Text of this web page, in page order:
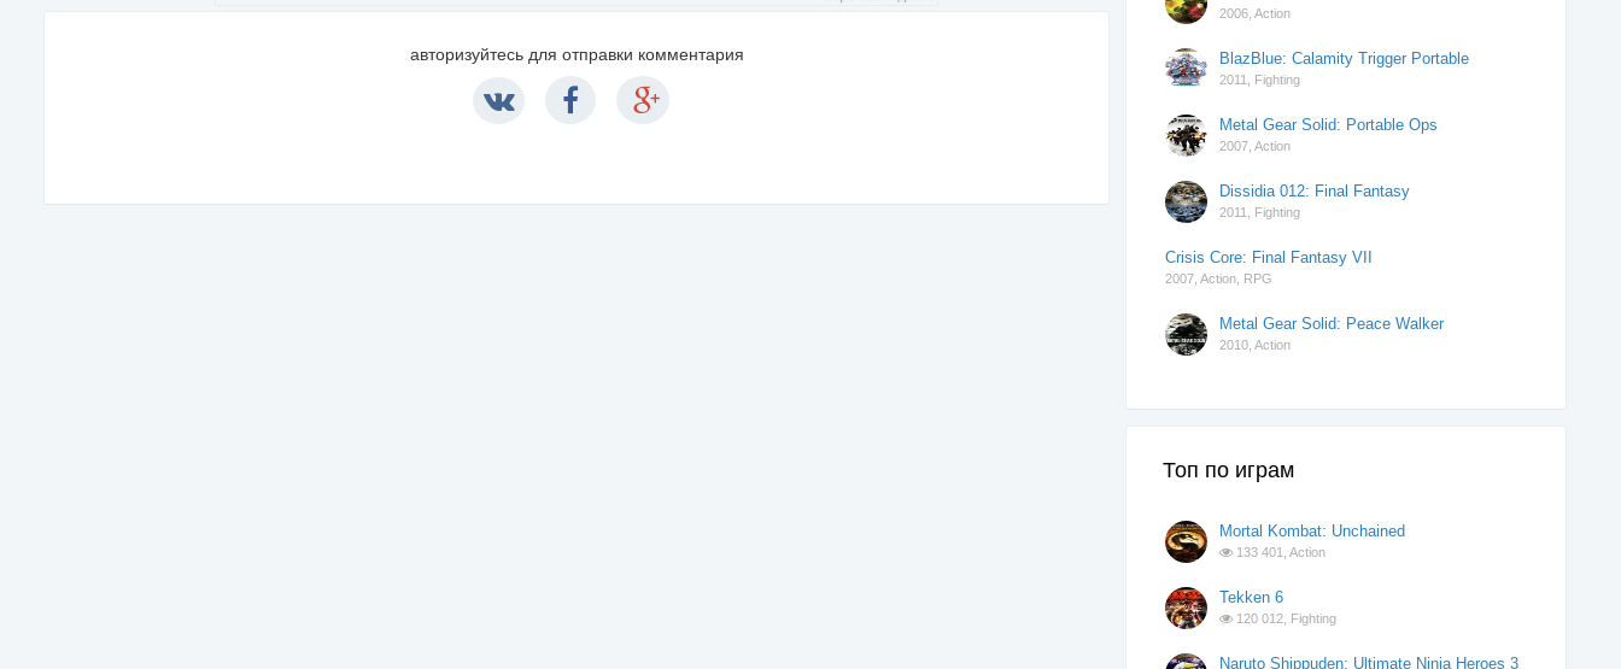
авторизуйтесь для отправки комментария
2006,Action
BlazBlue: Calamity Trigger Portable
2011, Fighting
Metal Gear Solid: Portable Ops
2007,Action
Dissidia 012: Final Fantasy
2011, Fighting
Crisis Core: Final Fantasy VII
2007,Action RPG
Metal Gear Solid: Peace Walker
2010,Action
Топ по играм
Mortal Kombat: Unchained
133 401,Action
Tekken 6
120 012, Fighting
Naruto Shippuden: Ultimate Ninja Heroes 3